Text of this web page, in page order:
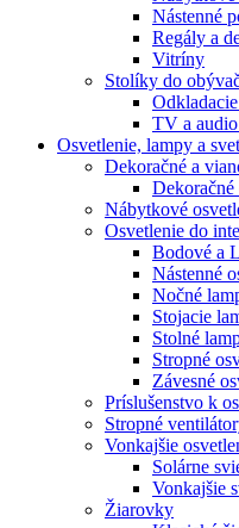
Nástenné
Regály a
Vitríny
Stolíky do
TV a
Osvetlenie, lampy a
Dekoračné a
Dekoračné
Nábytkové
Osvetlenie do
Bodové a
Nástenné
Nočné
Stojacie
Stolné
Stropné
Závesné
Príslušenstvo k
Stropné
Vonkajšie
Solárne
Vonkajšie
Žiarovky